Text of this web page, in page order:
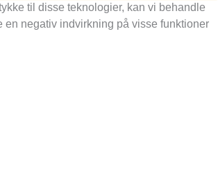
til disse teknologier, kan vi behandle
negativ indvirkning på visse funktioner